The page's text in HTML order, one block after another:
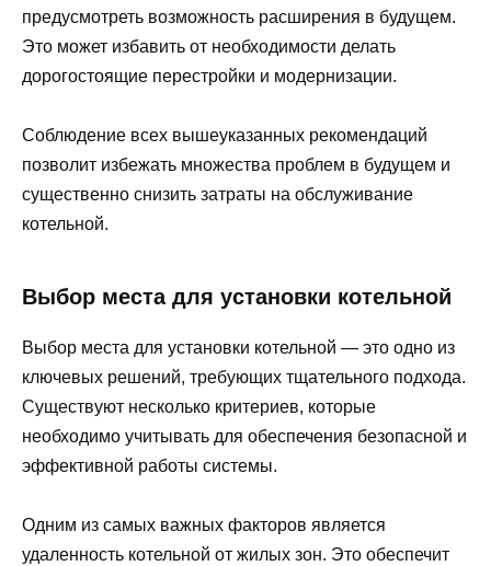
предусмотреть возможность расширения в будущем.
Это может избавить от необходимости делать
дорогостоящие перестройки и модернизации.
Соблюдение всех вышеуказанных рекомендаций
позволит избежать множества проблем в будущем и
существенно снизить затраты на обслуживание
котельной.
Выбор места для установки котельной
Выбор места для установки котельной — это одно из
ключевых решений, требующих тщательного подхода.
Существуют несколько критериев, которые
необходимо учитывать для обеспечения безопасной и
эффективной работы системы.
Одним из самых важных факторов является
удаленность котельной от жилых зон. Это обеспечит